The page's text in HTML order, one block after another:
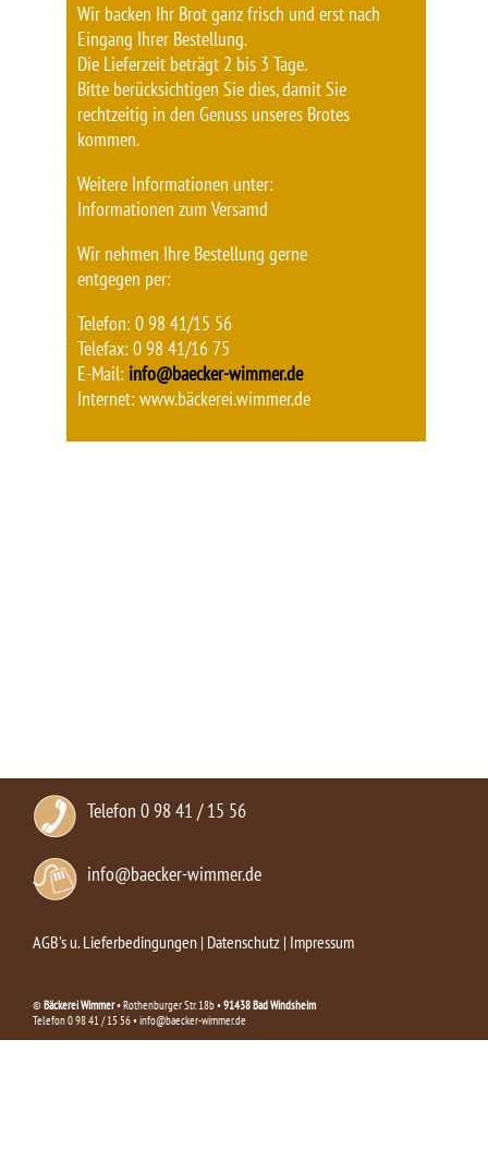
Wir backen Ihr Brot ganz frisch und erst nach
Eingang Ihrer Bestellung.
Die Lieferzeit beträgt 2 bis 3 Tage.
Bitte berücksichtigen Sie dies, damit Sie
rechtzeitig in den Genuss unseres Brotes
kommen.
Weitere Informationen unter:
Informationen zum Versamd
Wir nehmen Ihre Bestellung gerne
entgegen per:
Telefon: 0 98 41/15 56
Telefax: 0 98 41/16 75
E-Mail: info@baecker-wimmer.de
Internet: www.bäckerei.wimmer.de
Telefon 0 98 41 / 15 56
info@baecker-wimmer.de
AGB's u. Lieferbedingungen | Datenschutz | Impressum
© Bäckerei Wimmer• Rothenburger Str. 18b •91438 Bad Windsheim
Telefon 0 98 41 / 15 56 • info@baecker-wimmer.de